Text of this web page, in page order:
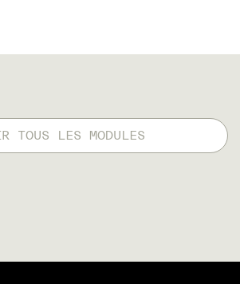
TOUS LES MODULES